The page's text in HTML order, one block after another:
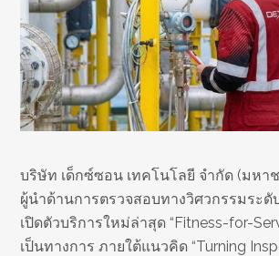
บริษัท เด็กซ์ซอน เทคโนโลยี จำกัด (มหา
ผู้นำด้านการตรวจสอบทางวิศวกรรมระดั
เปิดตัวบริการใหม่ล่าสุด “Fitness-for-
เป็นทางการ ภายใต้แนวคิด “Turning